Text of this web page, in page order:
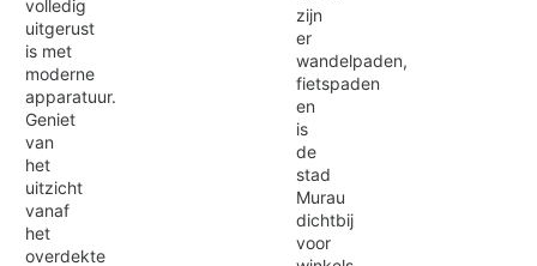
volledig
uitgerust
is met
moderne
apparatuur.
Geniet
van
het
uitzicht
vanaf
het
overdekte
zijn
er
wandelpaden,
fietspaden
en
is
de
stad
Murau
dichtbij
voor